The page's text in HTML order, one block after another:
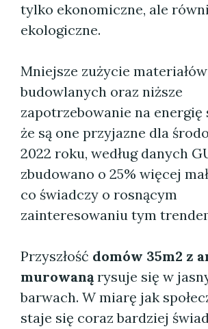
tylko ekonomiczne, ale
ekologiczne.
Mniejsze zużycie materiałów
budowlanych oraz niższe
zapotrzebowanie na energię
że są one przyjazne dla
2022 roku, według danych
zbudowano o 25% więcej
co świadczy o rosnącym
zainteresowaniu tym
Przyszłość domów 35m2 z
murowanąrysuje się w
barwach. W miarę jak
staje się coraz bardziej